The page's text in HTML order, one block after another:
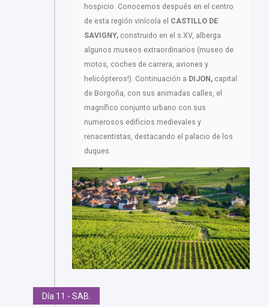
hospicio. Conocemos después en el centro
de esta región vinícola el CASTILLO DE
SAVIGNY, construido en el s.XV, alberga
algunos museos extraordinarios (museo de
motos, coches de carrera, aviones y
helicópteros!). Continuación a DIJON, capital
de Borgoña, con sus animadas calles, el
magnífico conjunto urbano con sus
numerosos edificios medievales y
renacentistas, destacando el palacio de los
duques.
Día 11 - SAB.